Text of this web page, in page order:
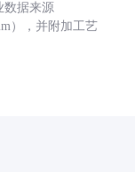
数据来源
），并附加工艺